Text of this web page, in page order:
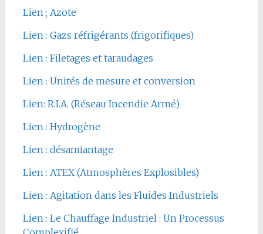
Lien ; Azote
Lien : Gazs réfrigérants (frigorifiques)
Lien : Filetages et taraudages
Lien : Unités de mesure et conversion
Lien: R.I.A. (Réseau Incendie Armé)
Lien : Hydrogène
Lien : désamiantage
Lien : ATEX (Atmosphères Explosibles)
Lien : Agitation dans les Fluides Industriels
Lien : Le Chauffage Industriel : Un Processus